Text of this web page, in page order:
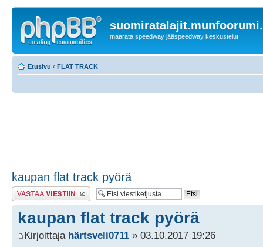
maarata speedway jääspeedway keskustelut
Etusivu ‹ FLAT TRACK
kaupan flat track pyörä
Lähetä vastaus
kaupan flat track pyörä
Kirjoittaja härtsveli0711 » 03.10.2017 19:26